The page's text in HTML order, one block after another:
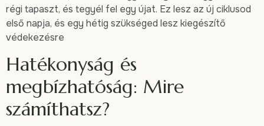
régi tapaszt, és tegyél fel egy újat. Ez lesz az új ciklusod
első napja, és egy hétig szükséged lesz kiegészítő
védekezésre
Hatékonyság és
megbízhatóság: Mire
számíthatsz?